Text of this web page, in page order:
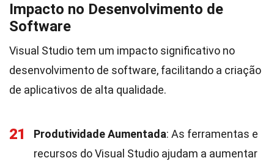
Impacto no Desenvolvimento de
Software
Visual Studio tem um impacto significativo no
desenvolvimento de software, facilitando a criação
de aplicativos de alta qualidade.
21 Produtividade Aumentada: As ferramentas e
recursos do Visual Studio ajudam a aumentar